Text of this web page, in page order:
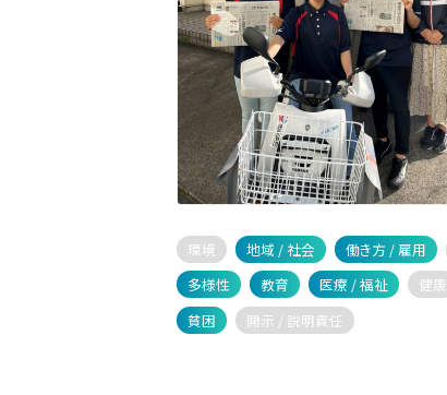
環境 地域 / 社会 働き方 / 雇用
多様性
教育 医療 / 福祉
健康
貧困
開示 / 説明責任